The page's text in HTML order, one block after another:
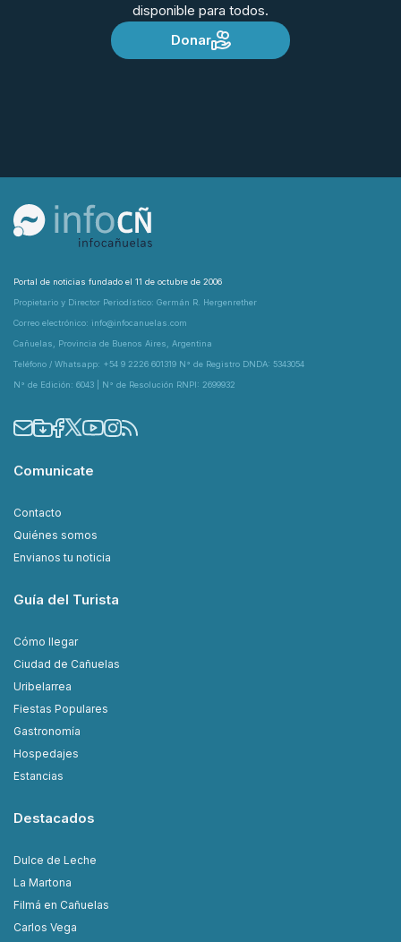
disponible para todos.
Donar
Portal de noticias fundado el 11 de octubre de 2006
Propietario y Director Periodístico: Germán R. Hergenrether
Correo electrónico: info@infocanuelas.com
Cañuelas, Provincia de Buenos Aires, Argentina
Teléfono / Whatsapp: +54 9 2226 601319 N° de Registro DNDA: 5343054
N° de Edición: 6043 | N° de Resolución RNPI: 2699932
Comunicate
Contacto
Quiénes somos
Envianos tu noticia
Guía del Turista
Cómo llegar
Ciudad de Cañuelas
Uribelarrea
Fiestas Populares
Gastronomía
Hospedajes
Estancias
Destacados
Dulce de Leche
La Martona
Filmá en Cañuelas
Carlos Vega